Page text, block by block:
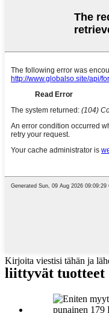
Kirjoita viestisi tähän ja
liittyvät tuotteet